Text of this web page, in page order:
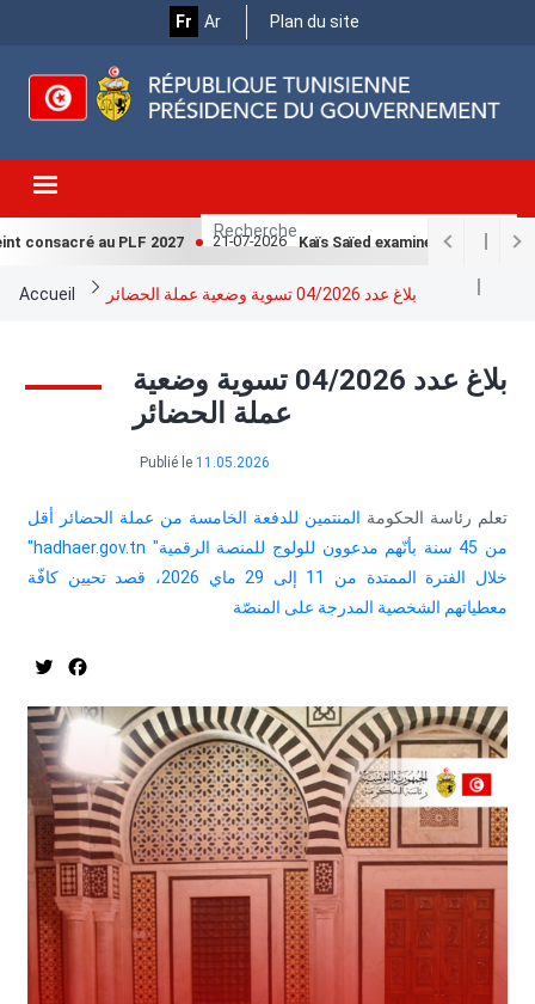
principal
Fr Ar
Menu
Plan du site
au PLF 2027 21-07-2026 Kaïs Saïed examine avec la
FilAccueil بلاغ عدد 04/2026 تسوية وضعية عملة الحضائر
بلاغ عدد 04/2026 تسوية وضعية
عملة الحضائر
Publié le 11.05.2026
تعلم رئاسة الحكومة المنتمين للدفعة الخامسة من عملة الحضائر أقل
من 45 سنة بأنّهم مدعوون للولوج للمنصة الرقمية" hadhaer.gov.tn"
خلال الفترة الممتدة من 11 إلى 29 ماي 2026، قصد تحيين كافّة
معطياتهم الشخصية المدرجة على المنصّة